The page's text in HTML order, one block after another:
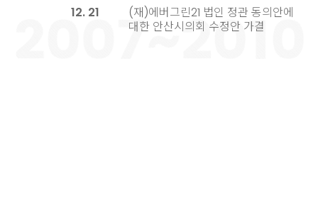
12. 21
(재)에버그린21 법인 정관 동의안에
대한 안산시의회 수정안 가결